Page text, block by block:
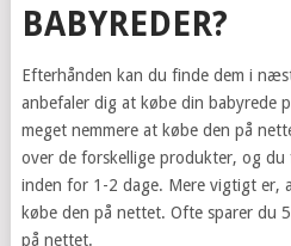
BABYREDER?
Efterhånden kan du finde dem i
anbefaler dig at købe din babyrede
meget nemmere at købe den på
over de forskellige produkter, og
inden for 1-2 dage. Mere vigtigt er,
købe den på nettet. Ofte sparer du
på nettet.